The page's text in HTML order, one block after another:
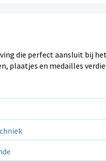
die perfect aansluit bij
plaatjes en medailles